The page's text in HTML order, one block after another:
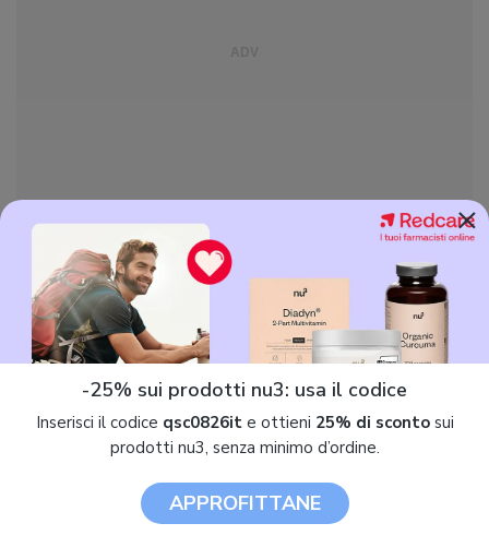
×
-25% sui prodotti nu3: usa il codice
Inserisci il codice qsc0826ite ottieni 25% di scontosui
prodotti nu3, senza minimo d’ordine.
APPROFITTANE
© 2013 - 2026. Tutti i diritti riservati.
7Pixel S.r.l.- P.IVA 03386810968
desidero iscrivermi alla newsletter